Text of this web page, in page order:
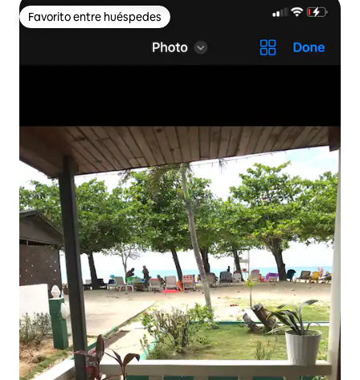
Favorito entre huéspedes
Favorito entre huéspedes